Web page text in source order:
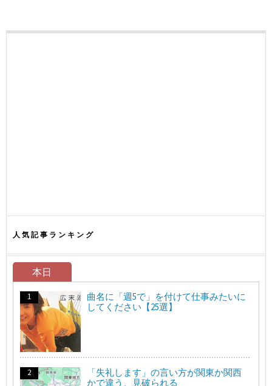
人気記事ランキング
本日
曲名に「週5で」を付けて仕事みたいに
してください【25選】
「失礼します」の言い方が関東か関西
かで違う、見破られる